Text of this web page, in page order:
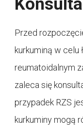
Przed
kurkuminą w celu
reumatoidalnym
zaleca się
przypadek RZS
kurkuminy mogą